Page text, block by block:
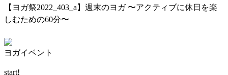
【ヨガ祭2022_403_a】週末のヨガ 〜アクティブに休日を楽
しむための60分〜
ヨガイベント
start!